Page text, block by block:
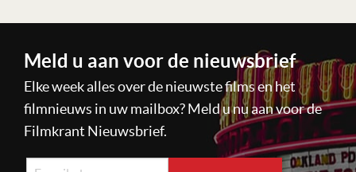
Meld u aan voor de nieuwsbrief
Elke week alles over de nieuwste films en het
filmnieuws in uw mailbox? Meld u nu aan voor de
Filmkrant Nieuwsbrief.